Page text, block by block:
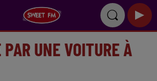
PAR UNE VOITURE À